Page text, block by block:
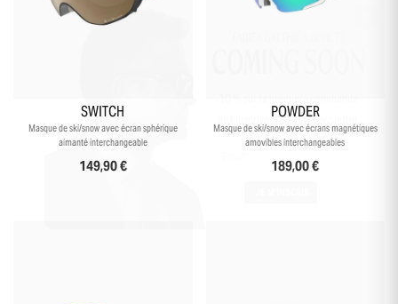
SWITCH
Masque de ski/snow avec écran sphérique
aimanté interchangeable
149,90 €
POWDER
Masque de ski/snow avec écrans magnétiques
amovibles interchangeables
189,00 €
en t’inscrivant à notre newsletter